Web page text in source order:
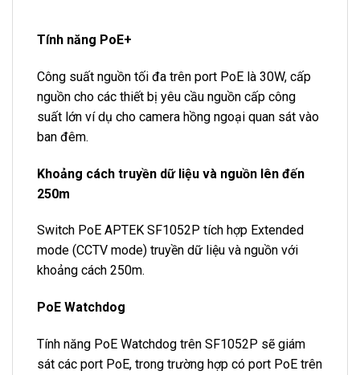
Tính năng PoE+
Công suất nguồn tối đa trên port PoE là 30W, cấp
nguồn cho các thiết bị yêu cầu nguồn cấp công
suất lớn ví dụ cho camera hồng ngoại quan sát vào
ban đêm.
Khoảng cách truyền dữ liệu và nguồn lên đến
250m
Switch PoE APTEK SF1052P tích hợp Extended
mode (CCTV mode) truyền dữ liệu và nguồn với
khoảng cách 250m.
PoE Watchdog
Tính năng PoE Watchdog trên SF1052P sẽ giám
sát các port PoE, trong trường hợp có port PoE trên